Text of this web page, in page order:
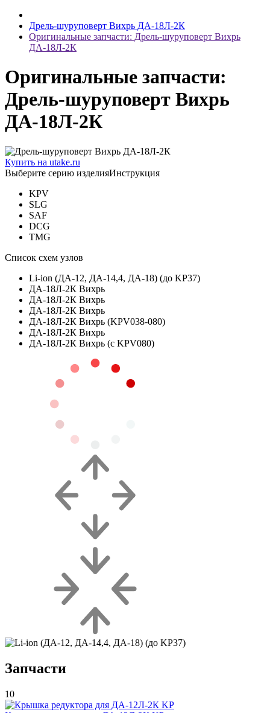
Дрель-шуруповерт Вихрь ДА-18Л-2К
Оригинальные запчасти: Дрель-шуруповерт Вихрь
ДА-18Л-2К
Оригинальные запчасти:
Дрель-шуруповерт Вихрь
ДА-18Л-2К
Купить на utake.ru
Выберите серию изделияИнструкция
KPV
SLG
SAF
DCG
TMG
Список схем узлов
Li-ion (ДА-12, ДА-14,4, ДА-18) (до KP37)
ДА-18Л-2К Вихрь
ДА-18Л-2К Вихрь
ДА-18Л-2К Вихрь
ДА-18Л-2К Вихрь (KPV038-080)
ДА-18Л-2К Вихрь
ДА-18Л-2К Вихрь (c KPV080)
Запчасти
10